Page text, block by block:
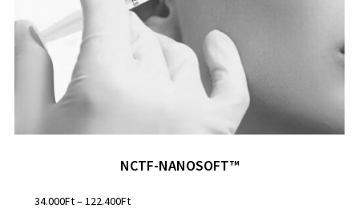
NCTF-NANOSOFT™
34.000Ft– 122.400Ft